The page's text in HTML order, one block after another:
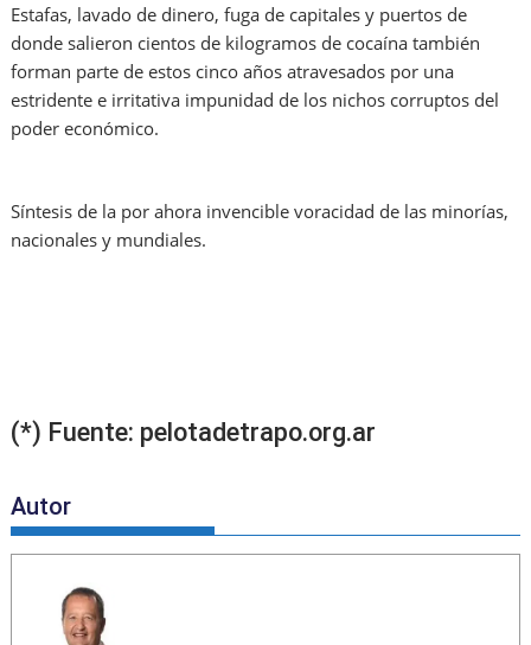
Estafas, lavado de dinero, fuga de capitales y puertos de
donde salieron cientos de kilogramos de cocaína también
forman parte de estos cinco años atravesados por una
estridente e irritativa impunidad de los nichos corruptos del
poder económico.
Síntesis de la por ahora invencible voracidad de las minorías,
nacionales y mundiales.
(*) Fuente: pelotadetrapo.org.ar
Autor